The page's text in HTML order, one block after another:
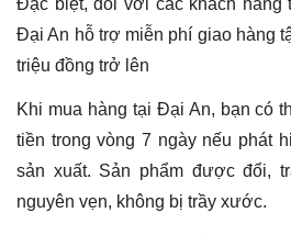
Đặc biệt, đối với các khách hàng
Đại An hỗ trợ miễn phí giao hàng
triệu đồng trở lên
Khi mua hàng tại Đại An, bạn có
tiền trong vòng 7 ngày nếu phát
sản xuất. Sản phẩm được đổi,
nguyên vẹn, không bị trầy xước.